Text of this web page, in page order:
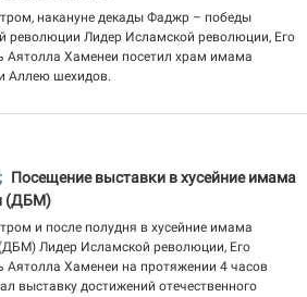
накануне декады Фаджр – победы
революции Лидер Исламской революции, Его
Аятолла Хаменеи посетил храм имама
Аллею шехидов.
Посещение выставки в хусейние имама
(ДБМ)
и после полудня в хусейние имама
Лидер Исламской революции, Его
Аятолла Хаменеи на протяжении 4 часов
выставку достижений отечественного